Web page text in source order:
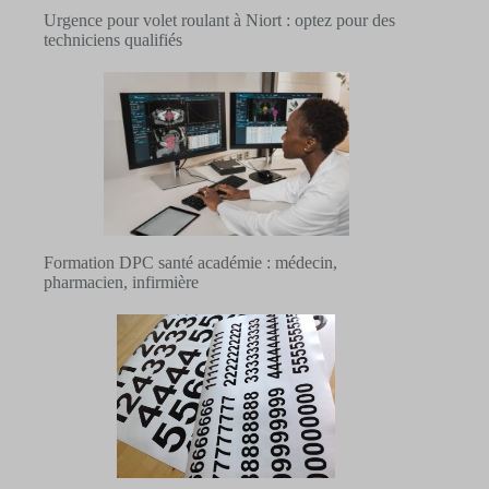
Urgence pour volet roulant à Niort : optez pour des
techniciens qualifiés
Formation DPC santé académie : médecin,
pharmacien, infirmière